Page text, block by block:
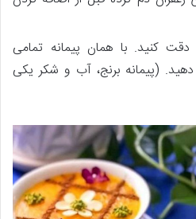
کنید. با همان پیمانه تمامی
دهید. (پیمانه برنج، آب و شکر یکی